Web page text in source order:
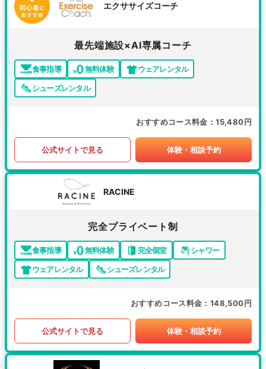
エクササイズコーチ
最先端施設×AI専属コーチ
食事指導 無料体験
ウェアレンタル
シューズレンタル
おすすめコース料金 15,480円
公式サイトで見る 体験・相談予約
RACINE
完全プライベート制
食事指導 無料体験 完全個室
シャワー
ウェアレンタル
シューズレンタル
おすすめコース料金 148,500円
公式サイトで見る 体験・相談予約